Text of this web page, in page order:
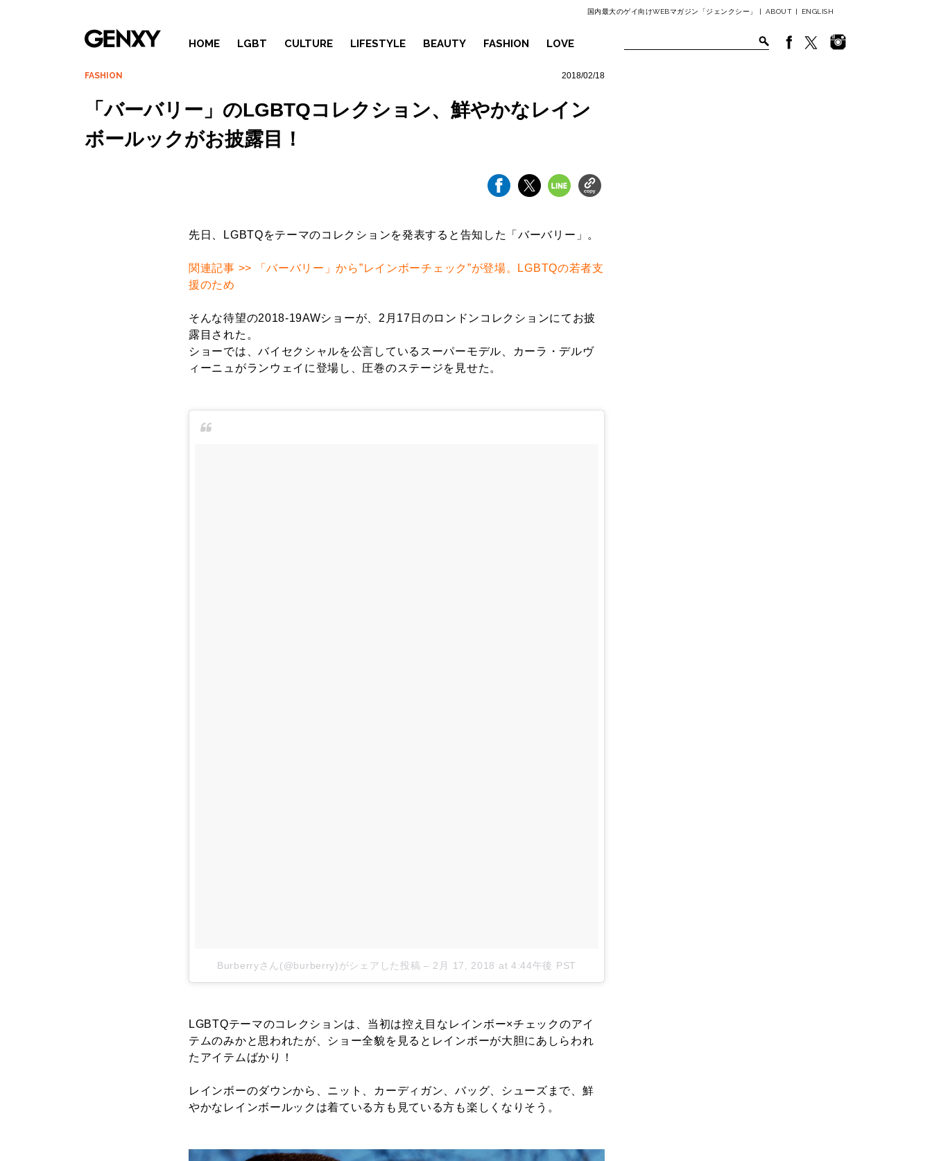
国内最大のゲイ向けWEBマガジン「ジェンクシー」 | ABOUT | ENGLISH
HOME LGBT CULTURE LIFESTYLE BEAUTY FASHION LOVE
FASHION 2018/02/18
「バーバリー」のLGBTQコレクション、鮮やかなレイン
ボールックがお披露目！
先日、LGBTQをテーマのコレクションを発表すると告知した「バーバリー」。
関連記事 >> 「バーバリー」から”レインボーチェック”が登場。LGBTQの若者支
援のため
そんな待望の2018-19AWショーが、2月17日のロンドンコレクションにてお披
露目された。
ショーでは、バイセクシャルを公言しているスーパーモデル、カーラ・デルヴ
ィーニュがランウェイに登場し、圧巻のステージを見せた。
Burberryさん(@burberry)がシェアした投稿 – 2月 17, 2018 at 4:44午後 PST
LGBTQテーマのコレクションは、当初は控え目なレインボー×チェックのアイ
テムのみかと思われたが、ショー全貌を見るとレインボーが大胆にあしらわれ
たアイテムばかり！
レインボーのダウンから、ニット、カーディガン、バッグ、シューズまで、鮮
やかなレインボールックは着ている方も見ている方も楽しくなりそう。